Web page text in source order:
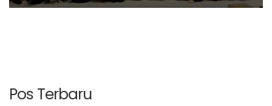
Pos Terbaru